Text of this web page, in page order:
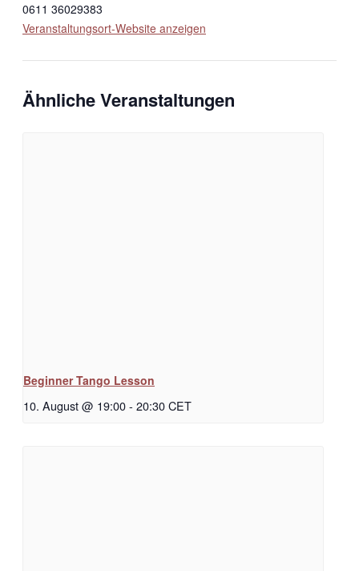
0611 36029383
Veranstaltungsort-Website anzeigen
Ähnliche Veranstaltungen
Beginner Tango Lesson
10. August @ 19:00- 20:30CET